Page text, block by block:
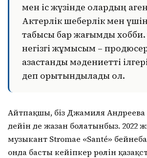
мен іс жүзінде олардың
Актерлік шеберлік мен үшін
табысы бар жағымды
негізгі жұмысым –
қазақстандық мәдениетті
деп қорытындылады ол.
Айтпақшы, біз Джамиля Андреева
дейін де жазған болатынбыз.
музыкант Stromae «Santé»
онда басты кейіпкер рөлін